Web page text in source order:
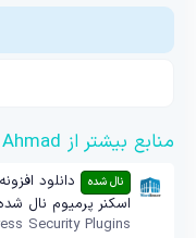
منابع بیشتر از Ahmad
نال شده
اسکنر پرمیوم نال
Security Plugins